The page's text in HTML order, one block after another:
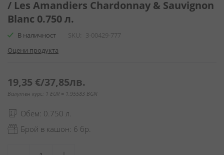
на
галерия
снимки
/ Les Amandiers Chardonnay & Sauvignon
Blanc 0.750 л.
В наличност SKU
3-00429-777
Оцени продукта
19,35 €/37,85лв.
Валутен курс: 1 EUR = 1.95583 BGN
Обем: 0.750 л.
Брой в кашон: 6 бр.